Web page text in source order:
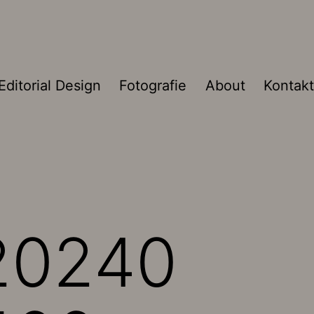
Design Fotografie About Kontakt